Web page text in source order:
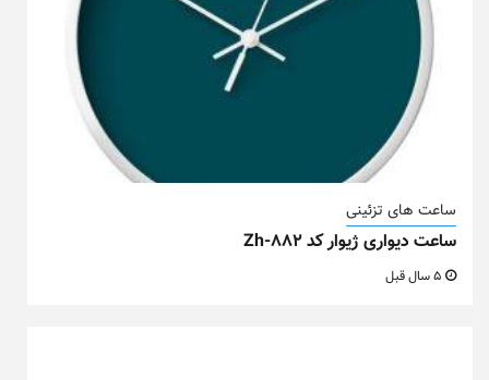
ساعت های تزئینی
ساعت دیواری ژیوار کد Zh-882